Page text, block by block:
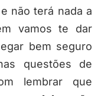
não terá nada a
vamos te dar
bem seguro
questões de
lembrar que